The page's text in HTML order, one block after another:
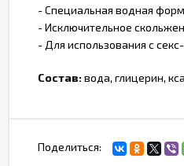
- Специальная водная
- Исключительное
- Для использования с
Состав:вода, глицерин,
Поделиться: